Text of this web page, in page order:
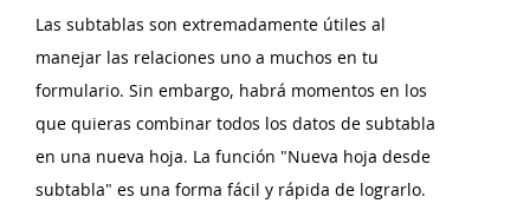
Las subtablas son extremadamente útiles al
manejar las relaciones uno a muchos en tu
formulario. Sin embargo, habrá momentos en los
que quieras combinar todos los datos de subtabla
en una nueva hoja. La función "Nueva hoja desde
subtabla" es una forma fácil y rápida de lograrlo.